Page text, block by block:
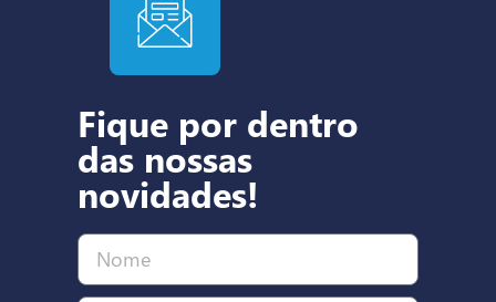
Fique por dentro
das nossas
novidades!